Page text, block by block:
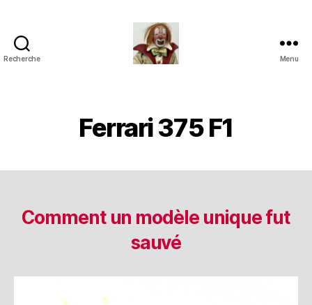
Recherche
Collection
Menu
Ferrari 375 F1
Comment un modèle unique fut
sauvé